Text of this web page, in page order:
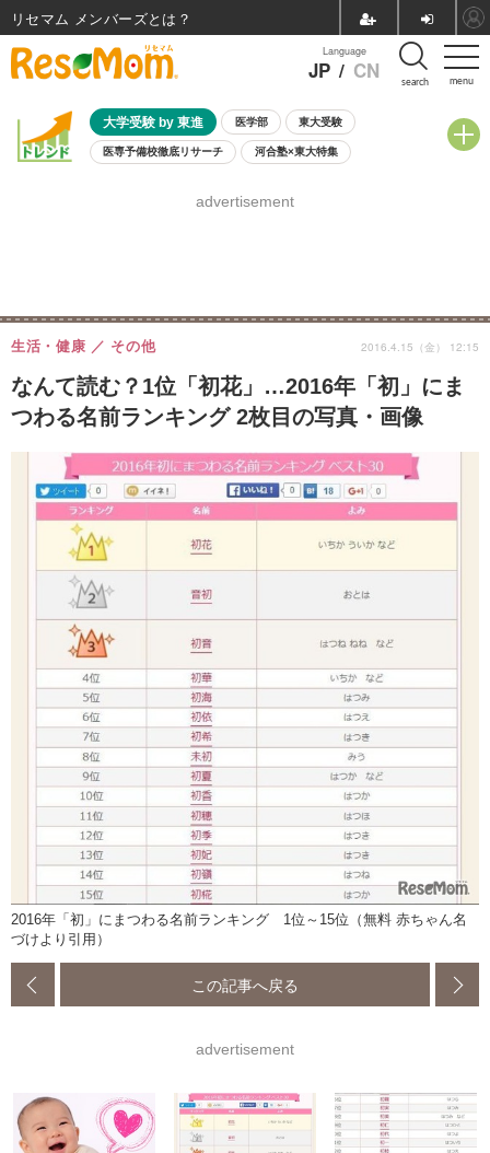
menu
Language
JP / CN search
大学受験 by 東進 医学部 東大受験
医専予備校徹底リサーチ 河合塾×東大特集
8月開催学校説明会・相談会
advertisement
なんて読む？1位「初花」…2016年「初」にま
つわる名前ランキング 2枚目の写真・画像
生活・健康 その他 2016.4.15（金） 12:15
2016年「初」にまつわる名前ランキング 1位～15位（無料 赤ちゃん名
づけより引用）
この記事へ戻る
advertisement
リセマム メンバーズ